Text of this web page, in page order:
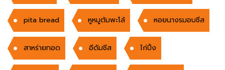
pita bread หูหมูต้มพะโล้ หอยนางรมอบชีส
สาหร่ายทอด อีดัมชีส ไก่ปิ้ง